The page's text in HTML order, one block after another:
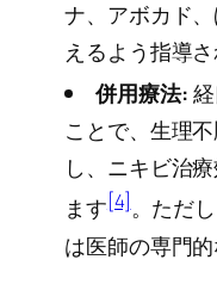
ナ、アボカド
えるよう指導
併用療法:
ことで、生理
し、ニキビ治
ます[4]。ただ
は医師の専門的